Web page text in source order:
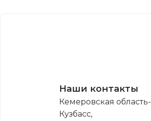
Наши контакты
Кемеровская область-
Кузбасс,